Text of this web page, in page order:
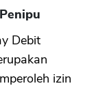
Debit
izin